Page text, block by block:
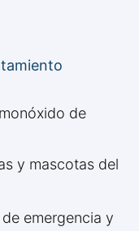
de
y mascotas del
emergencia y